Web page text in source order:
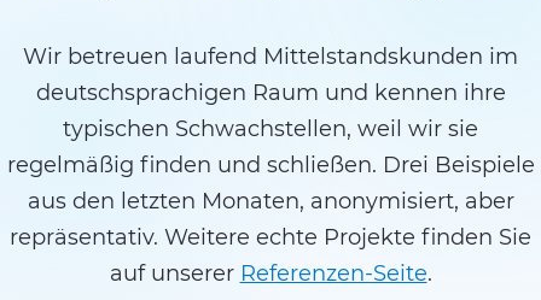
Wir betreuen laufend Mittelstandskunden im
deutschsprachigen Raum und kennen ihre
typischen Schwachstellen, weil wir sie
regelmäßig finden und schließen. Drei Beispiele
aus den letzten Monaten, anonymisiert, aber
repräsentativ. Weitere echte Projekte finden Sie
auf unserer Referenzen-Seite.